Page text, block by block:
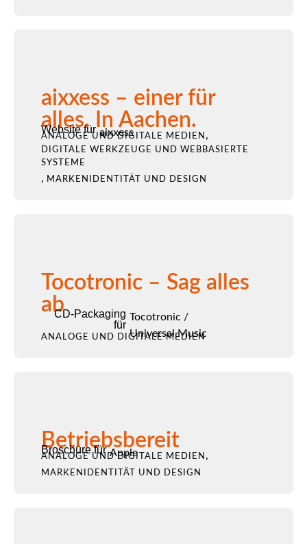
aixxess – einer für
alles. In Aachen.
Website für aixxess
ANALOGE UND DIGITALE MEDIEN ,
DIGITALE WERKZEUGE UND WEBBASIERTE
SYSTEME
, MARKENIDENTITÄT UND DESIGN
Tocotronic – Sag alles
abCD-Packaging
für
Tocotronic /
Universal Music
ANALOGE UND DIGITALE MEDIEN
Betriebsbereit
Broschüre für Apple
ANALOGE UND DIGITALE MEDIEN ,
MARKENIDENTITÄT UND DESIGN